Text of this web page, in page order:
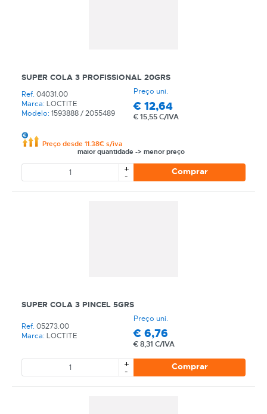
SUPER COLA 3 PROFISSIONAL 20GRS
Ref. 04031.00
Marca: LOCTITE
Modelo: 1593888 / 2055489
Preço uni.
€ 12,64
€15,55 C/IVA
Preço desde 11.38€ s/iva
maior quantidade -> menor preço
+
- Comprar
SUPER COLA 3 PINCEL 5GRS
Ref. 05273.00
Marca: LOCTITE
Preço uni.
€ 6,76
€8,31 C/IVA
+
- Comprar